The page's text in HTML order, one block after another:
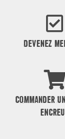
DEVENEZ
COMMANDER